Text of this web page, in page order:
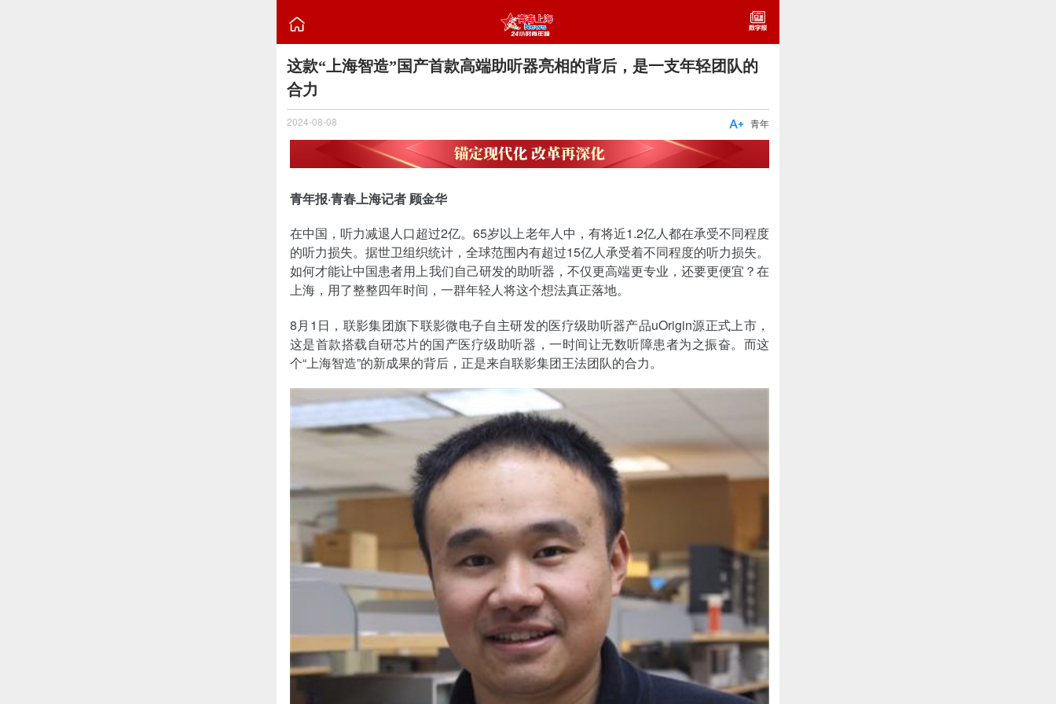

这款“上海智造”国产首款高端助听器亮相的背后，是一支年轻团队的
合力
2024-08-08 青年

青年报·青春上海记者 顾金华
在中国，听力减退人口超过2亿。65岁以上老年人中，有将近1.2亿人都在承受不同程度
的听力损失。据世卫组织统计，全球范围内有超过15亿人承受着不同程度的听力损失。
如何才能让中国患者用上我们自己研发的助听器，不仅更高端更专业，还要更便宜？在
上海，用了整整四年时间，一群年轻人将这个想法真正落地。
8月1日，联影集团旗下联影微电子自主研发的医疗级助听器产品uOrigin源正式上市，
这是首款搭载自研芯片的国产医疗级助听器，一时间让无数听障患者为之振奋。而这
个“上海智造”的新成果的背后，正是来自联影集团王法团队的合力。